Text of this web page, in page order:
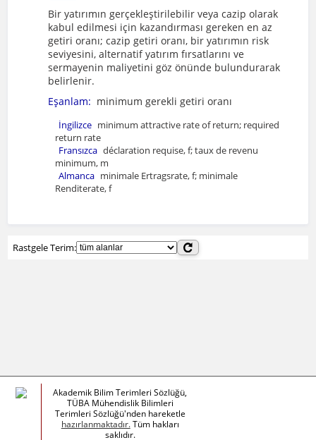
Bir yatırımın gerçekleştirilebilir veya cazip olarak
kabul edilmesi için kazandırması gereken en az
getiri oranı; cazip getiri oranı, bir yatırımın risk
seviyesini, alternatif yatırım fırsatlarını ve
sermayenin maliyetini göz önünde bulundurarak
belirlenir.
Eşanlam: minimum gerekli getiri oranı
İngilizce minimum attractive rate of return; required
return rate
Fransızca déclaration requise, f; taux de revenu
minimum, m
Almanca minimale Ertragsrate, f; minimale
Renditerate, f
Rastgele Terim:
Akademik Bilim Terimleri Sözlüğü,
TÜBA Mühendislik Bilimleri
Terimleri Sözlüğü'nden hareketle
hazırlanmaktadır.Tüm hakları
saklıdır.